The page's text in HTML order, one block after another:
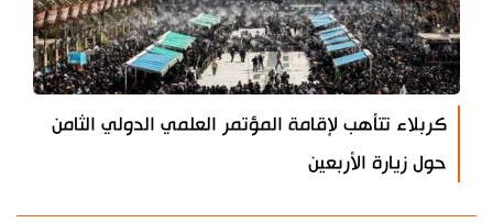
كربلاء تتأهب لإقامة المؤتمر العلمي الدولي الثامن
حول زيارة الأربعين